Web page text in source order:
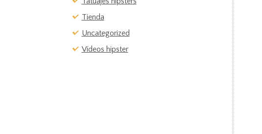
Tienda
Uncategorized
Vídeos hipster